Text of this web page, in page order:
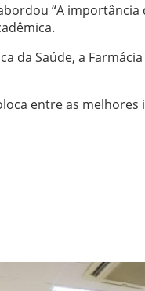
“A importância
da Saúde, a
entre as